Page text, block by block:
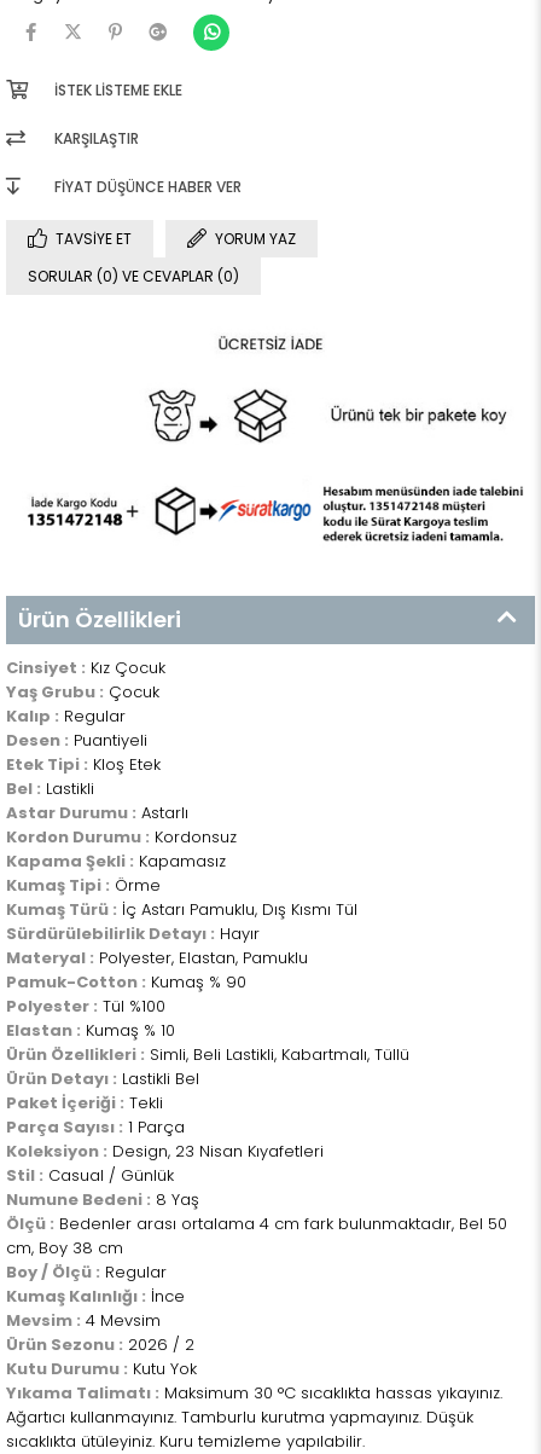
İSTEK LISTEME EKLE
KARŞILAŞTIR
FIYAT DÜŞÜNCE HABER VER
TAVSIYE ET
YORUM YAZ
SORULAR (0) VE CEVAPLAR (0)
Ürün Özellikleri
Cinsiyet : Kız Çocuk
Yaş Grubu : Çocuk
Kalıp : Regular
Desen : Puantiyeli
Etek Tipi : Kloş Etek
Bel : Lastikli
Astar Durumu : Astarlı
Kordon Durumu : Kordonsuz
Kapama Şekli : Kapamasız
Kumaş Tipi : Örme
Kumaş Türü : İç Astarı Pamuklu, Dış Kısmı Tül
Sürdürülebilirlik Detayı : Hayır
Materyal : Polyester, Elastan, Pamuklu
Pamuk-Cotton : Kumaş % 90
Polyester : Tül %100
Elastan : Kumaş % 10
Ürün Özellikleri : Simli, Beli Lastikli, Kabartmalı, Tüllü
Ürün Detayı : Lastikli Bel
Paket İçeriği : Tekli
Parça Sayısı : 1 Parça
Koleksiyon : Design, 23 Nisan Kıyafetleri
Stil : Casual / Günlük
Numune Bedeni : 8 Yaş
Ölçü : Bedenler arası ortalama 4 cm fark bulunmaktadır, Bel 50
cm, Boy 38 cm
Boy / Ölçü : Regular
Kumaş Kalınlığı : İnce
Mevsim : 4 Mevsim
Ürün Sezonu : 2026 / 2
Kutu Durumu : Kutu Yok
Yıkama Talimatı : Maksimum 30 °C sıcaklıkta hassas yıkayınız.
Ağartıcı kullanmayınız. Tamburlu kurutma yapmayınız. Düşük
sıcaklıkta ütüleyiniz. Kuru temizleme yapılabilir.